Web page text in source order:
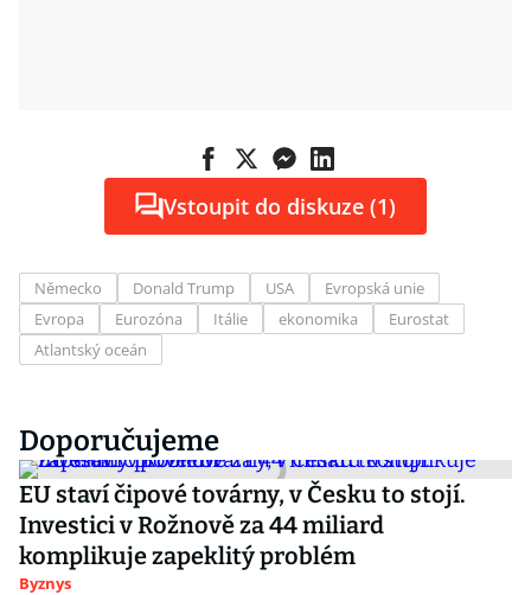
Vstoupit do diskuze (1)
Německo Donald Trump USA
Evropská unie
Evropa
Eurozóna Itálie ekonomika
Eurostat
Atlantský oceán
Doporučujeme
EU staví čipové továrny, v Česku to stojí.
Investici v Rožnově za 44 miliard
komplikuje zapeklitý problém
Byznys